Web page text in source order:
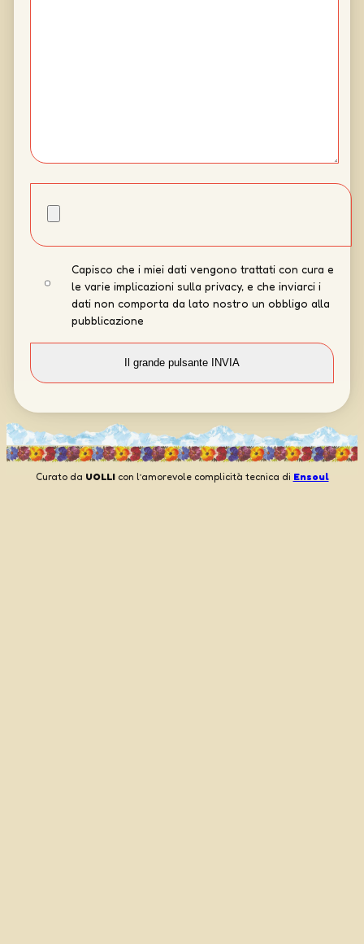
Capisco che i miei dati vengono trattati con cura e
le varie implicazioni sulla privacy, e che inviarci i
dati non comporta da lato nostro un obbligo alla
pubblicazione
Curato da UOLLIcon l’amorevole complicità tecnica di Ensoul